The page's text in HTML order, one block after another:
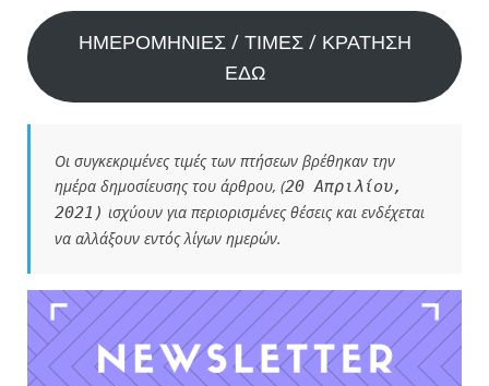
ΗΜΕΡΟΜΗΝΙΕΣ / ΤΙΜΕΣ / ΚΡΑΤΗΣΗ
ΕΔΩ
Οι συγκεκριμένες τιμές των πτήσεων βρέθηκαν την
ημέρα δημοσίευσης του άρθρου, (20 Απριλίου,
2021) ισχύουν για περιορισμένες θέσεις και ενδέχεται
να αλλάξουν εντός λίγων ημερών.